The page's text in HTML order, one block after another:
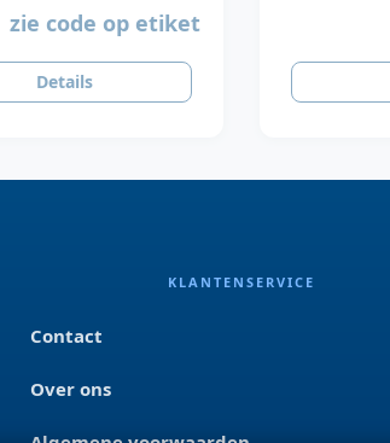
zie code op etiket
Details
KLANTENSERVICE
Contact
Over ons